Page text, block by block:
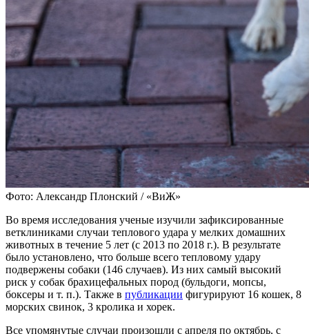
Фото: Александр Плонский / «ВиЖ»
Во время исследования ученые изучили зафиксированные
ветклиниками случаи теплового удара у мелких домашних
животных в течение 5 лет (с 2013 по 2018 г.). В результате
было установлено, что больше всего тепловому удару
подвержены собаки (146 случаев). Из них самый высокий
риск у собак брахицефальных пород (бульдоги, мопсы,
боксеры и т. п.). Также в публикации фигурируют 16 кошек, 8
морских свинок, 3 кролика и хорек.
Все упомянутые случаи произошли с апреля по октябрь, с